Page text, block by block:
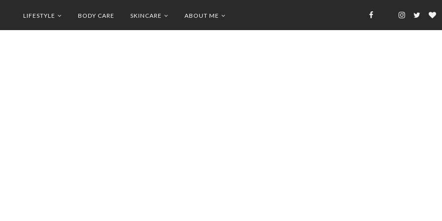
LIFESTYLE BODY CARE SKINCARE ABOUT ME